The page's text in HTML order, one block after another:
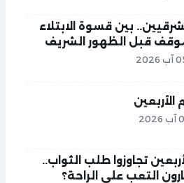
بين قسوة الابتلاء
قبل الظهور الشريف
الأربعين
تجاوزوا طلب الثواب..
التعب على الراحة؟